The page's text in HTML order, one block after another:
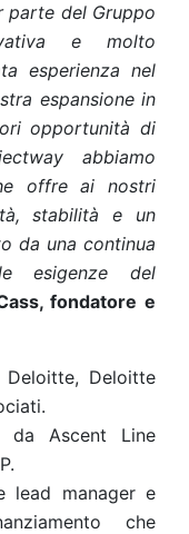
parte del Gruppo
e molto
esperienza nel
espansione in
opportunità di
abbiamo
offre ai nostri
stabilità e un
da una continua
esigenze del
fondatore e
Deloitte
da Ascent Line
lead manager e
che